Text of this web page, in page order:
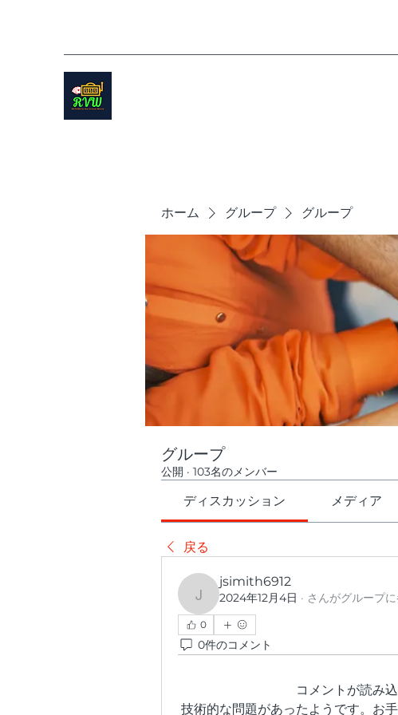
ホーム グループ グループ
グループ
公開 · 103名のメンバー
ディスカッション メディア
戻る
jsimith6912
jsimith6912
2024年12月4日 · さんがグループに
0
0件のコメント
コメントが読み
技術的な問題があったようです。お